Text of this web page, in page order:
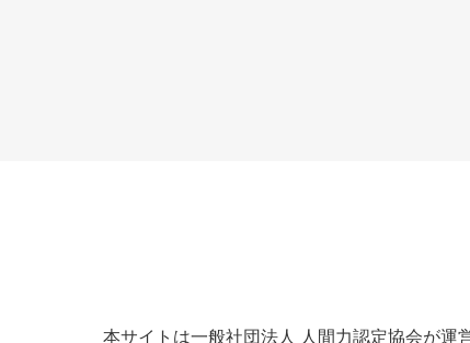
本サイトは一般社団法人 人間力認定協会が運